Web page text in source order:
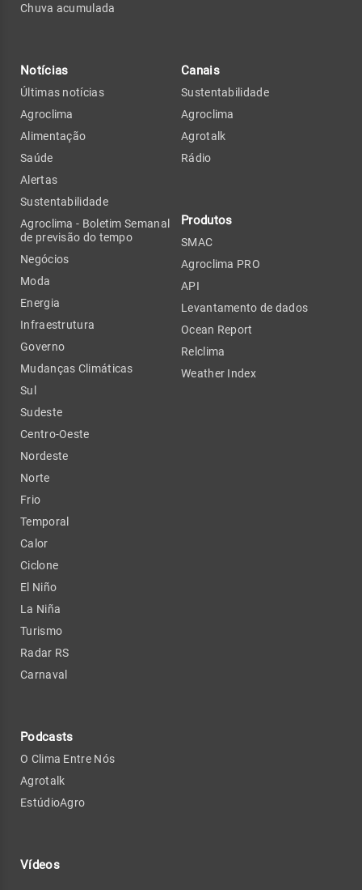
Chuva acumulada
Notícias
Últimas notícias
Agroclima
Alimentação
Saúde
Alertas
Sustentabilidade
Agroclima - Boletim Semanal
de previsão do tempo
Negócios
Moda
Energia
Infraestrutura
Governo
Mudanças Climáticas
Sul
Sudeste
Centro-Oeste
Nordeste
Norte
Frio
Temporal
Calor
Ciclone
El Niño
La Niña
Turismo
Radar RS
Carnaval
Podcasts
O Clima Entre Nós
Agrotalk
EstúdioAgro
Vídeos
Canais
Sustentabilidade
Agroclima
Agrotalk
Rádio
Produtos
SMAC
Agroclima PRO
API
Levantamento de dados
Ocean Report
Relclima
Weather Index